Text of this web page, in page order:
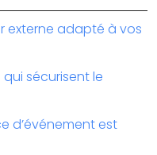
externe adapté à vos
sécurisent le
d’événement est